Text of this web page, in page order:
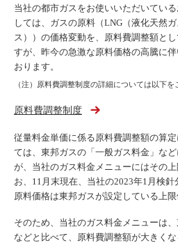
当社の都市ガスをお使いいただいてい
しては、ガスの原料（LNG（液化天然
ス））の価格変動を、原料費調整額と
すが、昨今の急激な原料価格の高騰に
おります。
（注）原料費調整制度の詳細については以下を
原料費調整制度
従量料金単価に係る原料費調整額の算
ては、東邦ガスの「一般ガス料金」な
が、当社のガス料金メニューにはその
お、11月末現在、当社の2023年1月検
原料価格は東邦ガスが設定している上限
そのため、当社のガス料金メニューは
などと比べて、原料費調整額が大きく